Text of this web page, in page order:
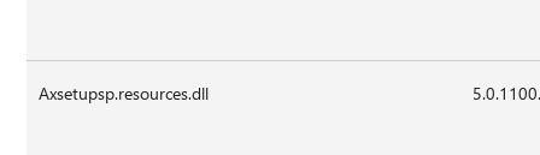
Axsetupsp.resources.dll